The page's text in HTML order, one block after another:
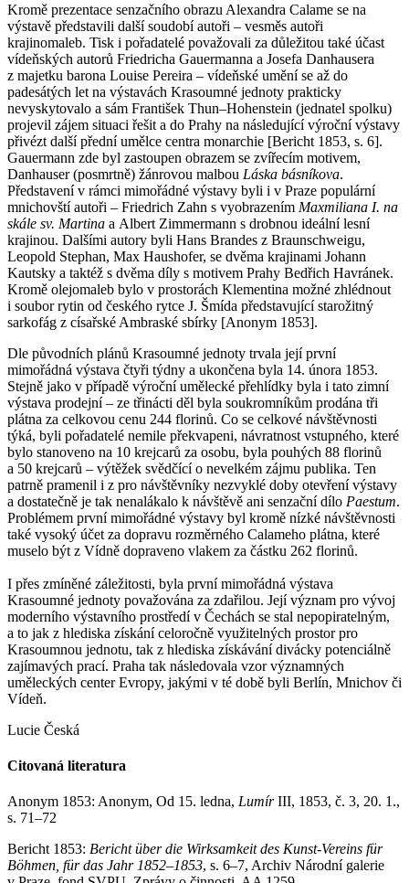
Kromě prezentace senzačního obrazu Alexandra Calame se na
výstavě představili další soudobí autoři – vesměs autoři
krajinomaleb. Tisk i pořadatelé považovali za důležitou také účast
vídeňských autorů Friedricha Gauermanna a Josefa Danhausera
z majetku barona Louise Pereira – vídeňské umění se až do
padesátých let na výstavách Krasoumné jednoty prakticky
nevyskytovalo a sám František Thun–Hohenstein (jednatel spolku)
projevil zájem situaci řešit a do Prahy na následující výroční výstavy
přivézt další přední umělce centra monarchie [Bericht 1853, s. 6].
Gauermann zde byl zastoupen obrazem se zvířecím motivem,
Danhauser (posmrtně) žánrovou malbou Láska básníkova.
Představení v rámci mimořádné výstavy byli i v Praze populární
mnichovští autoři – Friedrich Zahn s vyobrazením Maxmiliana I. na
skále sv. Martina a Albert Zimmermann s drobnou ideální lesní
krajinou. Dalšími autory byli Hans Brandes z Braunschweigu,
Leopold Stephan, Max Haushofer, se dvěma krajinami Johann
Kautsky a taktéž s dvěma díly s motivem Prahy Bedřich Havránek.
Kromě olejomaleb bylo v prostorách Klementina možné zhlédnout
i soubor rytin od českého rytce J. Šmída představující starožitný
sarkofág z císařské Ambraské sbírky [Anonym 1853].
Dle původních plánů Krasoumné jednoty trvala její první
mimořádná výstava čtyři týdny a ukončena byla 14. února 1853.
Stejně jako v případě výroční umělecké přehlídky byla i tato zimní
výstava prodejní – ze třinácti děl byla soukromníkům prodána tři
plátna za celkovou cenu 244 florinů. Co se celkové návštěvnosti
týká, byli pořadatelé nemile překvapeni, návratnost vstupného, které
bylo stanoveno na 10 krejcarů za osobu, byla pouhých 88 florinů
a 50 krejcarů – výtěžek svědčící o nevelkém zájmu publika. Ten
patrně pramenil i z pro návštěvníky nezvyklé doby otevření výstavy
a dostatečně je tak nenalákalo k návštěvě ani senzační dílo Paestum.
Problémem první mimořádné výstavy byl kromě nízké návštěvnosti
také vysoký účet za dopravu rozměrného Calameho plátna, které
muselo být z Vídně dopraveno vlakem za částku 262 florinů.
I přes zmíněné záležitosti, byla první mimořádná výstava
Krasoumné jednoty považována za zdařilou. Její význam pro vývoj
moderního výstavního prostředí v Čechách se stal nepopiratelným,
a to jak z hlediska získání celoročně využitelných prostor pro
Krasoumnou jednotu, tak z hlediska získávání divácky potenciálně
zajímavých prací. Praha tak následovala vzor významných
uměleckých center Evropy, jakými v té době byli Berlín, Mnichov či
Vídeň.
Lucie Česká
Citovaná literatura
Anonym 1853: Anonym, Od 15. ledna, LumírIII, 1853, č. 3, 20. 1.,
s. 71–72
Bericht 1853: Bericht über die Wirksamkeit des Kunst-Vereins für
Böhmen, für das Jahr 1852–1853, s. 6–7, Archiv Národní galerie